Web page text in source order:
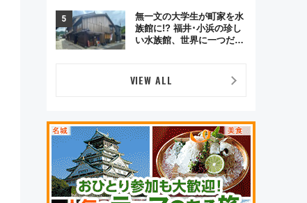
GW旅行まで狙える激アツ
路線まとめ（8/10まで）
無一文の大学生が町家を水
族館に!? 福井･小浜の珍し
い水族館、世界に一つだけ
第2弾
VIEW ALL